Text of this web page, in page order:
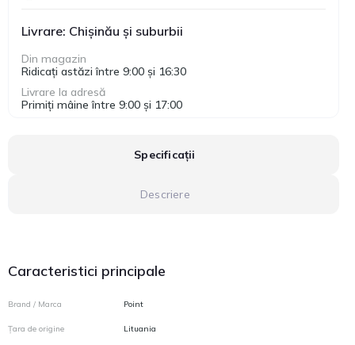
Livrare: Chișinău și suburbii
Din magazin
Ridicați astăzi între 9:00 și 16:30
Livrare la adresă
Primiți mâine între 9:00 și 17:00
Specificații
Descriere
Caracteristici principale
Brand / Marca Point
Țara de origine Lituania